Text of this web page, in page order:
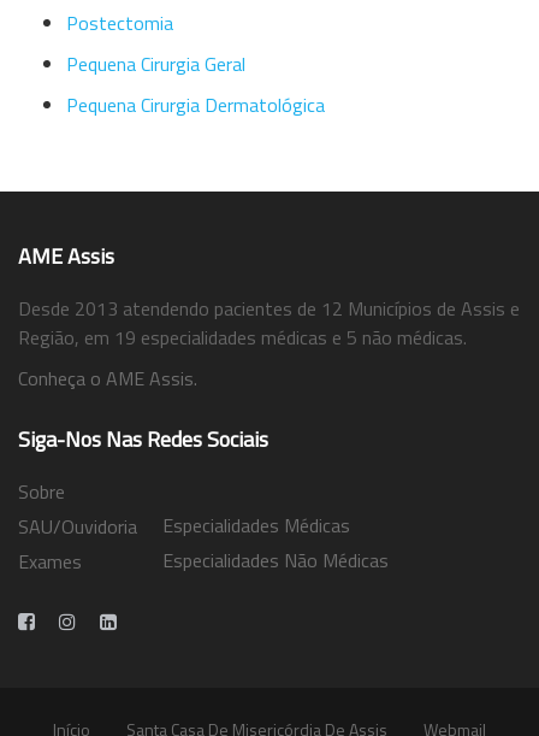
Postectomia
Pequena Cirurgia Geral
Pequena Cirurgia Dermatológica
AME Assis
Desde 2013 atendendo pacientes de 12 Municípios de Assis e
Região, em 19 especialidades médicas e 5 não médicas.
Conheça o AME Assis.
Siga-Nos Nas Redes Sociais
Sobre
SAU/Ouvidoria
Exames
Especialidades Médicas
Especialidades Não Médicas
Início Santa Casa De Misericórdia De Assis Webmail